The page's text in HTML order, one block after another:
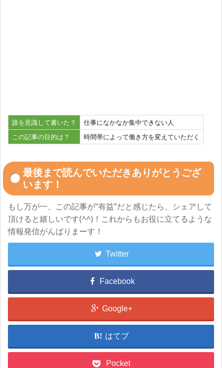
誰を意識して書いた？
仕事になかなか集中できない人
この記事の目的は？
時間帯によって働き方を変えていただく
最後まで読んでいただきありがとうござ
います！
もし万が一、この記事が“有益”だと感じたら、シェアして
頂けると嬉しいです(^^)！これからもお役に立てるような
情報発信がんばりまーす！
Twitter
Facebook
Google+
はてブ
Pocket